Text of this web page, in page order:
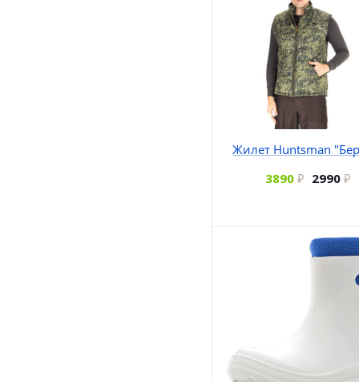
Жилет Huntsman
3890
2990